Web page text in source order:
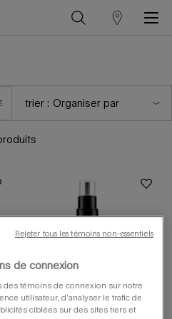
trouver
trier :
de connexion
des témoins de connexion sur notre
utilisateur, d’analyser le trafic de
ciblées sur des sites tiers et
Rejeter tous les témoins non-essentiels